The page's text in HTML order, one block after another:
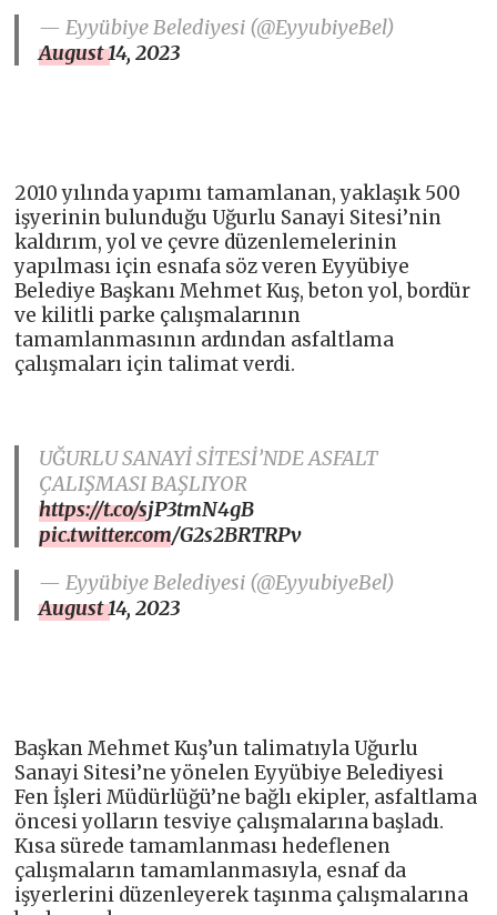
— Eyyübiye Belediyesi (@EyyubiyeBel)
August 14, 2023
2010 yılında yapımı tamamlanan, yaklaşık 500
işyerinin bulunduğu Uğurlu Sanayi Sitesi’nin
kaldırım, yol ve çevre düzenlemelerinin
yapılması için esnafa söz veren Eyyübiye
Belediye Başkanı Mehmet Kuş, beton yol, bordür
ve kilitli parke çalışmalarının
tamamlanmasının ardından asfaltlama
çalışmaları için talimat verdi.
UĞURLU SANAYİ SİTESİ’NDE ASFALT
ÇALIŞMASI BAŞLIYOR
https://t.co/sjP3tmN4gB
pic.twitter.com/G2s2BRTRPv
— Eyyübiye Belediyesi (@EyyubiyeBel)
August 14, 2023
Başkan Mehmet Kuş’un talimatıyla Uğurlu
Sanayi Sitesi’ne yönelen Eyyübiye Belediyesi
Fen İşleri Müdürlüğü’ne bağlı ekipler, asfaltlama
öncesi yolların tesviye çalışmalarına başladı.
Kısa sürede tamamlanması hedeflenen
çalışmaların tamamlanmasıyla, esnaf da
işyerlerini düzenleyerek taşınma çalışmalarına